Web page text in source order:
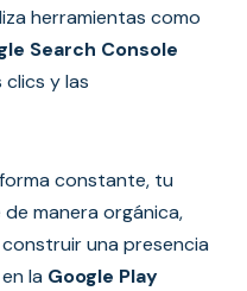
herramientas como
Search Console
y las
constante, tu
manera orgánica,
una presencia
la Google Play